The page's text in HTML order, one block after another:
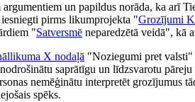
un papildus norāda, ka arī
pirms likumprojekta "Grozījumi
"Satversmē neparedzētā veidā", kā
X nodaļā "Noziegumi pret valsti"
saprātīgu un līdzsvarotu
nemēģinātu interpretēt grozījumus
spēks.